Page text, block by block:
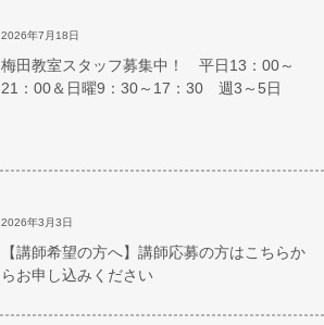
2026年7月18日
梅田教室スタッフ募集中！ 平日13：00～
21：00＆日曜9：30～17：30 週3～5日
2026年3月3日
【講師希望の方へ】講師応募の方はこちらか
らお申し込みください